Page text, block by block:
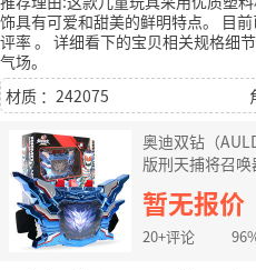
饰具有可爱和甜美的鲜明特点。
目
评率。 详细看下的宝贝相关规格细
气场。
材质 ：242075
奥迪双钻（
版刑天捕将召
612A
暂无报价
20+评论